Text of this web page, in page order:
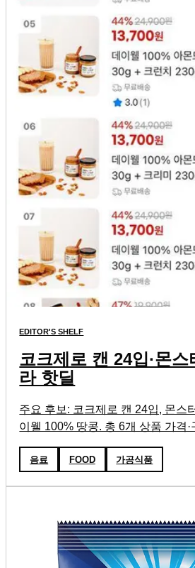
EDITOR'S SHELF
코크제로 캔 24입·몬
라 핫딜
주요 후보: 코크제로 캔 24입, 몬스
이웰 100% 땅콩. 총 6개 상품 가격·
음료 FOOD 가공식품